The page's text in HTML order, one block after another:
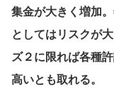
集金が大きく増加
としてはリスクが
ズ２に限れば各種
高いとも取れる。